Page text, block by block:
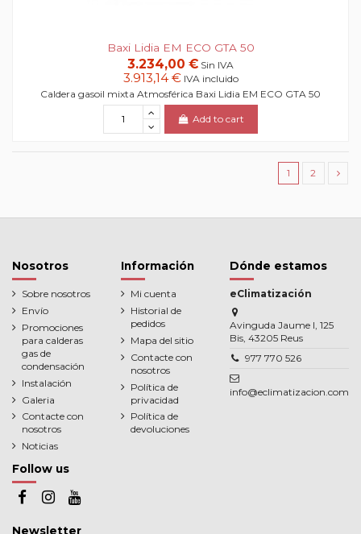
Baxi Lidia EM ECO GTA 50
3.234,00 € Sin IVA
3.913,14 € IVA incluido
Caldera gasoil mixta Atmosférica Baxi Lidia EM ECO GTA 50
Add to cart
1 2
Nosotros
Sobre nosotros
Envío
Promociones
para calderas
gas de
condensación
Instalación
Galeria
Contacte con
nosotros
Noticias
Información
Mi cuenta
Historial de
pedidos
Mapa del sitio
Contacte con
nosotros
Política de
privacidad
Política de
devoluciones
Dónde estamos
eClimatización
Avinguda Jaume I, 125
Bis, 43205 Reus
977 770 526
info@eclimatizacion.com
Follow us
Newsletter